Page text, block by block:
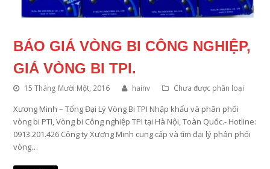
BÁO GIÁ VÒNG BI CÔNG NGHIỆP,
GIÁ VÒNG BI TPI.
15 Tháng Mười Một, 2016 hainv Chưa được phân loại
Xương Minh – Tổng Đại Lý Vòng Bi TPI Nhập khẩu và phân phối
vòng bi PTI, Vòng bi Công nghiệp TPI tại Hà Nội, Toàn Quốc.- Hotline:
0913.201.426 Công ty Xương Minh cung cấp và tìm đại lý phân phối
vòng…